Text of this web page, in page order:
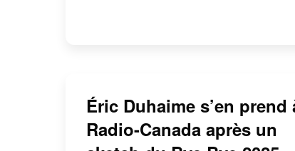
Éric Duhaime s’en prend
Radio-Canada après un